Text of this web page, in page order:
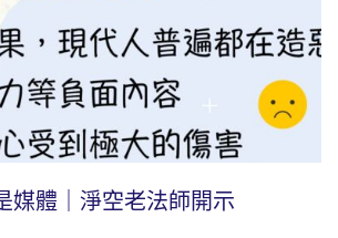
媒體｜淨空老法師開示